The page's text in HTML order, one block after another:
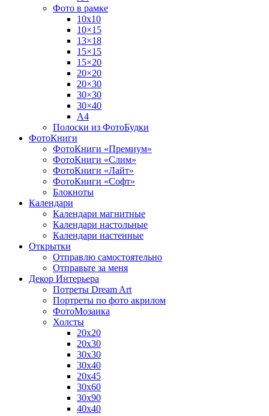
Фото в рамке
10х10
10×15
13×18
15×15
15×20
20×20
20×30
30×30
30×40
A4
Полоски из ФотоБудки
ФотоКниги
ФотоКниги «Премиум»
ФотоКниги «Слим»
ФотоКниги «Лайт»
ФотоКниги «Софт»
Блокноты
Календари
Календари магнитные
Календари настольные
Календари настенные
Открытки
Отправлю самостоятельно
Отправьте за меня
Декор Интерьера
Потреты Dream Art
Портреты по фото акрилом
ФотоМозаика
Холсты
20х20
20х30
30х30
30х40
20х45
30х60
30х90
40х40